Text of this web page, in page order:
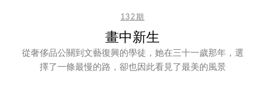
132期
畫中新生
從奢侈品公關到文藝復興的學徒，她在三十一歲那年，選
擇了一條最慢的路，卻也因此看見了最美的風景